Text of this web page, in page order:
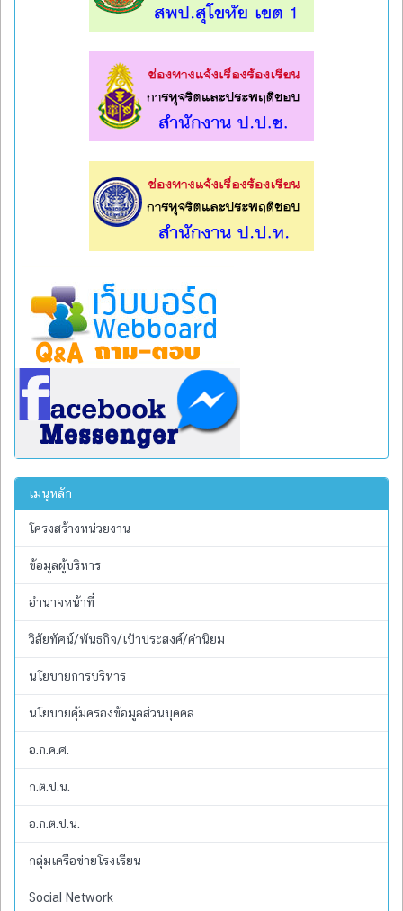
เมนูหลัก
โครงสร้างหน่วยงาน
ข้อมูลผู้บริหาร
อำนาจหน้าที่
วิสัยทัศน์/พันธกิจ/เป้าประสงค์/ค่านิยม
นโยบายการบริหาร
นโยบายคุ้มครองข้อมูลส่วนบุคคล
อ.ก.ค.ศ.
ก.ต.ป.น.
อ.ก.ต.ป.น.
กลุ่มเครือข่ายโรงเรียน
Social Network